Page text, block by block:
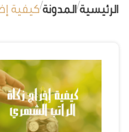
الرئيسية/المدونة/كيفية